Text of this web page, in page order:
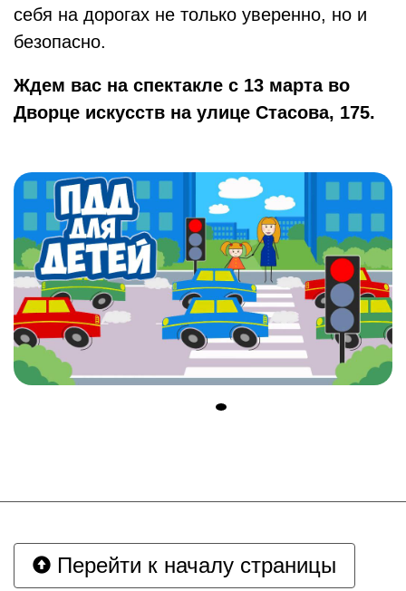
себя на дорогах не только уверенно, но и
безопасно.
Ждем вас на спектакле с 13 марта во
Дворце искусств на улице Стасова, 175.
Перейти к началу страницы